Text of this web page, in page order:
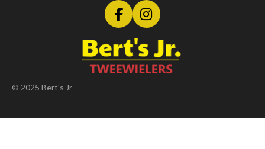
F
a
c
e
b
I
n
s
t
a
© 2025 Bert's Jr